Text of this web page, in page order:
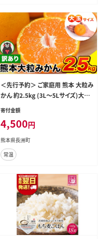
＜先行予約＞ ご家庭用 熊本 大粒み
かん 約2.5kg (3L～5Lサイズ)大玉
みかん 先行予約 熊本 ちょっと 訳あ
り 傷 たっぷり 熊本県産 熊本県 期間
限定 フルーツ 旬 柑橘 長洲町 大粒
みかん《2027年1月中旬-2月末頃出
荷》みかん みかん みかん みかん み
かん みかん みかん みかん みかん
500_2500g---
寄付金額
4,500円
熊本県長洲町
常温